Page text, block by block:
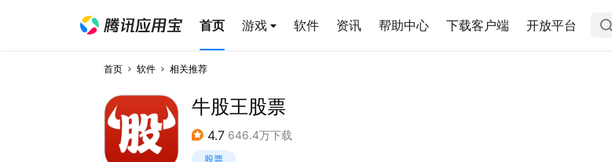
首页 游戏 软件 资讯 帮助中心 下载客户端 开放平台
首页 软件 相关推荐
牛股王股票
4.7 646.4万下载
股票